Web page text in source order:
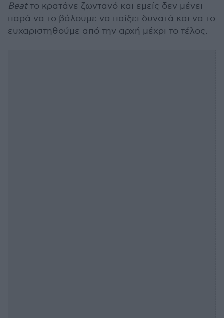
Beatτο κρατάνε ζωντανό και εμείς δεν μένει
παρά να το βάλουμε να παίξει δυνατά και να το
ευχαριστηθούμε από την αρχή μέχρι το τέλος.